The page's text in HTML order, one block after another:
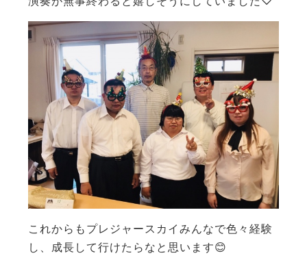
これからもプレジャースカイみんなで色々経験
し、成長して行けたらなと思います😊